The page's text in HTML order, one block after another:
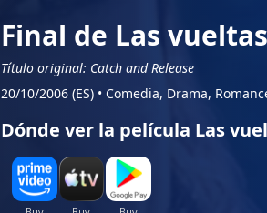
Final de Las
Título original: Catch and Release
20/10/2006 (ES) • Comedia, Drama,
Dónde ver la película Las